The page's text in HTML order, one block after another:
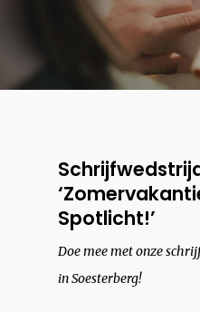
Spotlicht!’
Doe mee met onze
in Soesterberg!